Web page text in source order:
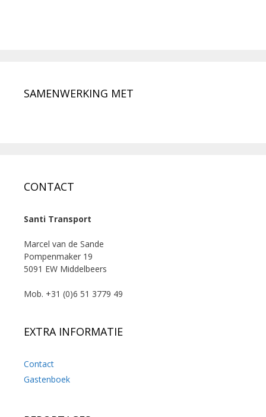
SAMENWERKING MET
CONTACT
Santi Transport
Marcel van de Sande
Pompenmaker 19
5091 EW Middelbeers
Mob. +31 (0)6 51 3779 49
EXTRA INFORMATIE
Contact
Gastenboek